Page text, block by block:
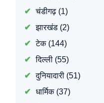
चंडीगढ़(1)
झारखंड(2)
टेक(144)
दिल्ली(55)
दुनियादारी(51)
धार्मिक(37)